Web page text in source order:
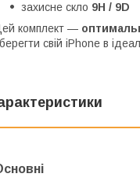
захисне скло 9H / 9D
комплект —
свій iPhone в